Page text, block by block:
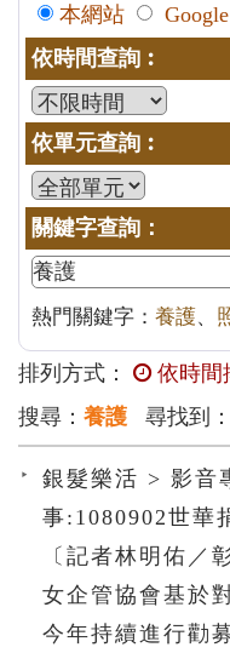
本網站
Google
依時間查詢︰
依單元查詢︰
關鍵字查詢：
熱門關鍵字： 養護、
排列方式： 依時間
搜尋： 養護 尋找到
銀髮樂活 > 影音
事:1080902世華
〔記者林明佑／
女企管協會基於
今年持續進行勸